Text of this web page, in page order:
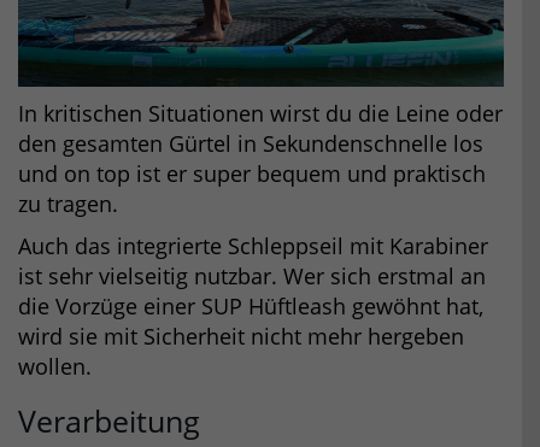
In kritischen Situationen wirst du die Leine oder
den gesamten Gürtel in Sekundenschnelle los
und on top ist er super bequem und praktisch
zu tragen.
Auch das integrierte Schleppseil mit Karabiner
ist sehr vielseitig nutzbar. Wer sich erstmal an
die Vorzüge einer SUP Hüftleash gewöhnt hat,
wird sie mit Sicherheit nicht mehr hergeben
wollen.
Verarbeitung